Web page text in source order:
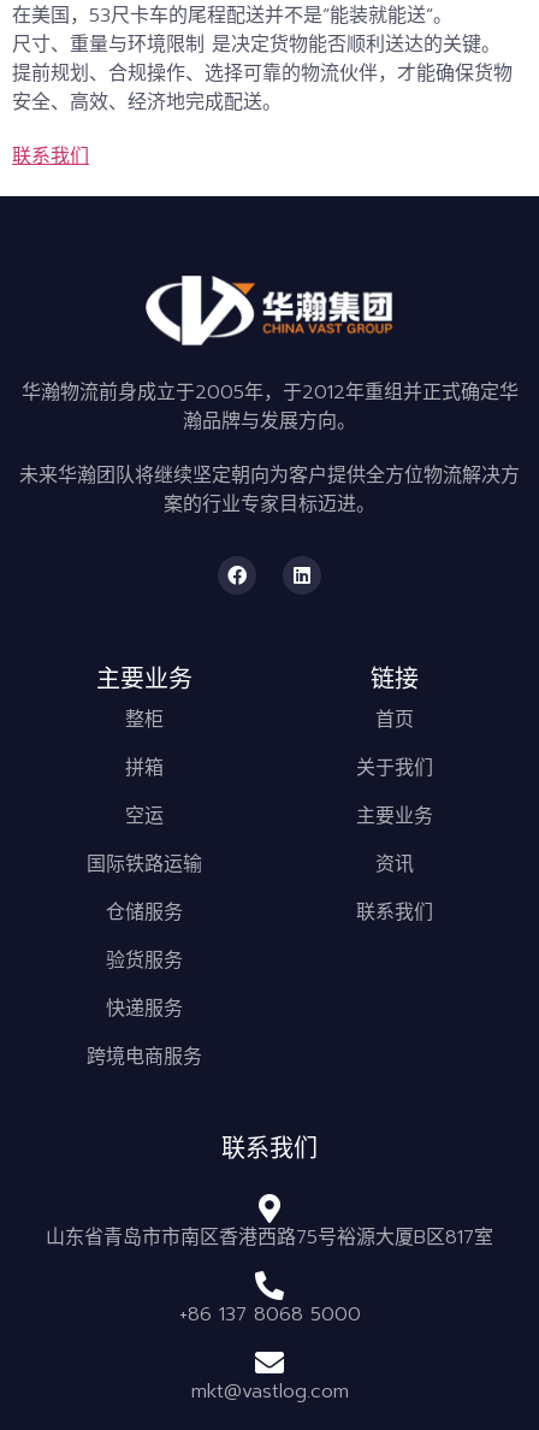
在美国，53尺卡车的尾程配送并不是“能装就能送”。
尺寸、重量与环境限制 是决定货物能否顺利送达的关键。
提前规划、合规操作、选择可靠的物流伙伴，才能确保货物
安全、高效、经济地完成配送。
联系我们
华瀚物流前身成立于2005年，于2012年重组并正式确定华
瀚品牌与发展方向。
未来华瀚团队将继续坚定朝向为客户提供全方位物流解决方
案的行业专家目标迈进。
主要业务
整柜
拼箱
空运
国际铁路运输
仓储服务
验货服务
快递服务
跨境电商服务
链接
首页
关于我们
主要业务
资讯
联系我们
联系我们
山东省青岛市市南区香港西路75号裕源大厦B区817室
+86 137 8068 5000
mkt@vastlog.com